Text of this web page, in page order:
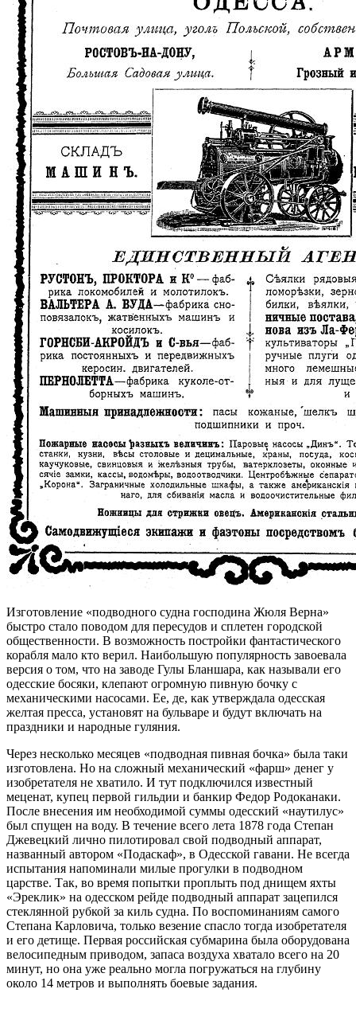
Изготовление «подводного судна господина Жюля Верна»
быстро стало поводом для пересудов и сплетен городской
общественности. В возможность постройки фантастического
корабля мало кто верил. Наибольшую популярность завоевала
версия о том, что на заводе Гулы Бланшара, как называли его
одесские босяки, клепают огромную пивную бочку с
механическими насосами. Ее, де, как утверждала одесская
желтая пресса, установят на бульваре и будут включать на
праздники и народные гуляния.
Через несколько месяцев «подводная пивная бочка» была таки
изготовлена. Но на сложный механический «фарш» денег у
изобретателя не хватило. И тут подключился известный
меценат, купец первой гильдии и банкир Федор Родоканаки.
После внесения им необходимой суммы одесский «наутилус»
был спущен на воду. В течение всего лета 1878 года Степан
Джевецкий лично пилотировал свой подводный аппарат,
названный автором «Подаскаф», в Одесской гавани. Не всегда
испытания напоминали милые прогулки в подводном
царстве. Так, во время попытки проплыть под днищем яхты
«Эреклик» на одесском рейде подводный аппарат зацепился
стеклянной рубкой за киль судна. По воспоминаниям самого
Степана Карловича, только везение спасло тогда изобретателя
и его детище. Первая российская субмарина была оборудована
велосипедным приводом, запаса воздуха хватало всего на 20
минут, но она уже реально могла погружаться на глубину
около 14 метров и выполнять боевые задания.